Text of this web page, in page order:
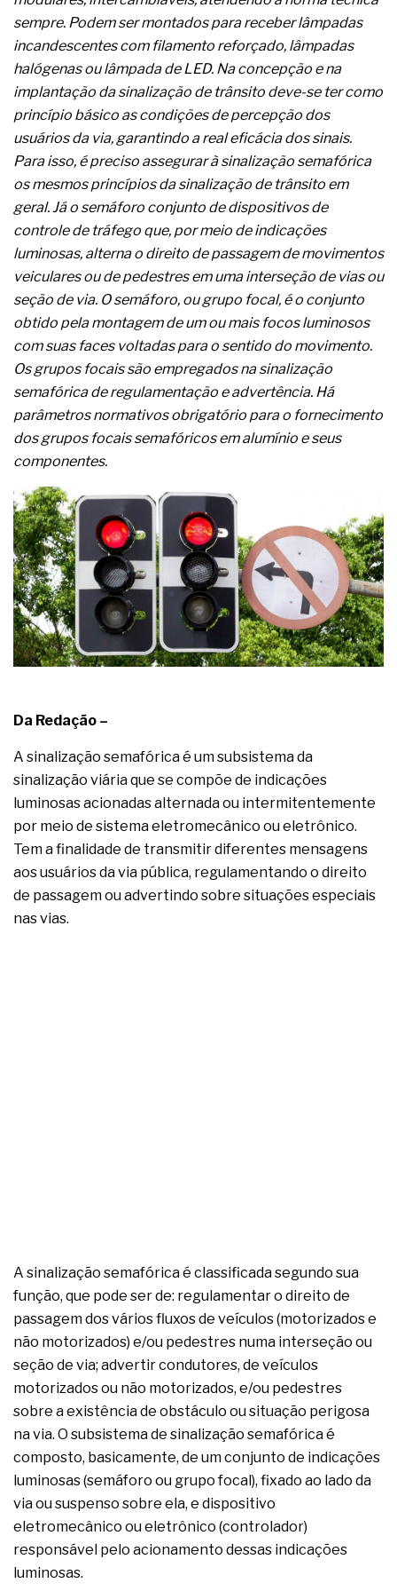
A prevenção clínica da coceira no ânus
Os sintomas clínicos do teratoma de ovário
O tratamento médico da síndrome da fadiga
crônica
As causas médicas da queda dos cabelos ou
calvície
Quando a gestão é o obstáculo para o resultado
positivo
Os procedimentos para a inspeção em estruturas
hidráulicas de concreto de obras
O movimento regular reduz em 19% o risco de
morte precoce e melhora o metabolismo
O desenvolvimento de indicadores nas atividades
de governança das organizações
O desenho industrial ganha espaço como
estratégia competitiva nas empresas
As variações dimensionais dos produtos de
materiais cimentícios com fibra de vidro
A próxima vantagem competitiva não está no
modelo de IA
complexa ficou ainda mais humana
sempre. Podem ser montados para receber lâmpadas
incandescentes com filamento reforçado, lâmpadas
halógenas ou lâmpada de LED. Na concepção e na
implantação da sinalização de trânsito deve-se ter como
princípio básico as condições de percepção dos
usuários da via, garantindo a real eficácia dos sinais.
Para isso, é preciso assegurar à sinalização semafórica
os mesmos princípios da sinalização de trânsito em
geral. Já o semáforo conjunto de dispositivos de
controle de tráfego que, por meio de indicações
luminosas, alterna o direito de passagem de movimentos
veiculares ou de pedestres em uma interseção de vias ou
seção de via. O semáforo, ou grupo focal, é o conjunto
obtido pela montagem de um ou mais focos luminosos
com suas faces voltadas para o sentido do movimento.
Os grupos focais são empregados na sinalização
semafórica de regulamentação e advertência. Há
parâmetros normativos obrigatório para o fornecimento
dos grupos focais semafóricos em alumínio e seus
componentes.
Da Redação –
A sinalização semafórica é um subsistema da
sinalização viária que se compõe de indicações
luminosas acionadas alternada ou intermitentemente
por meio de sistema eletromecânico ou eletrônico.
Tem a finalidade de transmitir diferentes mensagens
aos usuários da via pública, regulamentando o direito
de passagem ou advertindo sobre situações especiais
nas vias.
A sinalização semafórica é classificada segundo sua
função, que pode ser de: regulamentar o direito de
passagem dos vários fluxos de veículos (motorizados e
não motorizados) e/ou pedestres numa interseção ou
seção de via; advertir condutores, de veículos
motorizados ou não motorizados, e/ou pedestres
sobre a existência de obstáculo ou situação perigosa
na via. O subsistema de sinalização semafórica é
composto, basicamente, de um conjunto de indicações
luminosas (semáforo ou grupo focal), fixado ao lado da
via ou suspenso sobre ela, e dispositivo
eletromecânico ou eletrônico (controlador)
responsável pelo acionamento dessas indicações
luminosas.